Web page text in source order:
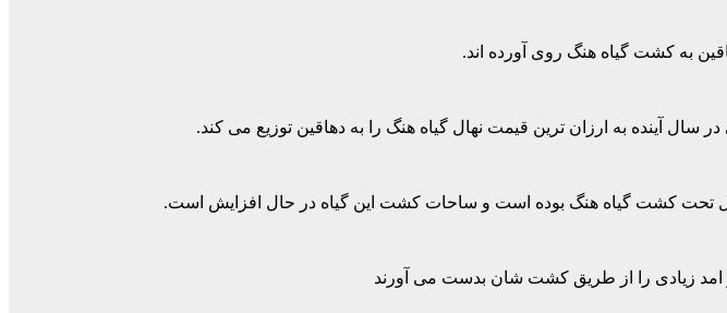
به کشت گیاه هنگ روی آورده اند.
آینده به ارزان ترین قیمت نهال گیاه هنگ را به دهاقین توزیع می کند.
امد زیادی را از طریق کشت شان بدست می آورند